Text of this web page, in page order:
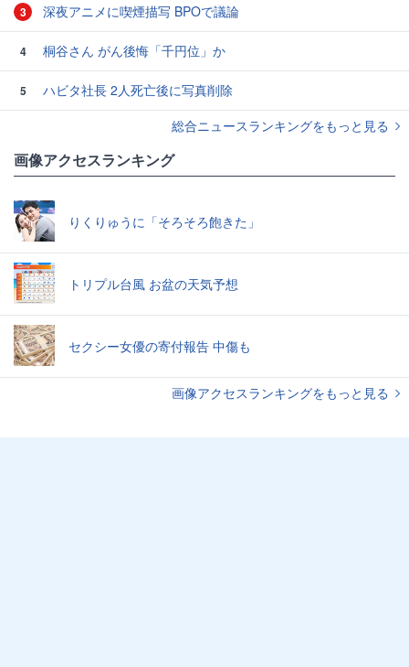
3 深夜アニメに喫煙描写 BPOで議論
4 桐谷さん がん後悔「千円位」か
5
ハビタ社長 2人死亡後に写真削除
総合ニュースランキングをもっと見る
画像アクセスランキング
りくりゅうに「そろそろ飽きた」
トリプル台風 お盆の天気予想
セクシー女優の寄付報告 中傷も
画像アクセスランキングをもっと見る